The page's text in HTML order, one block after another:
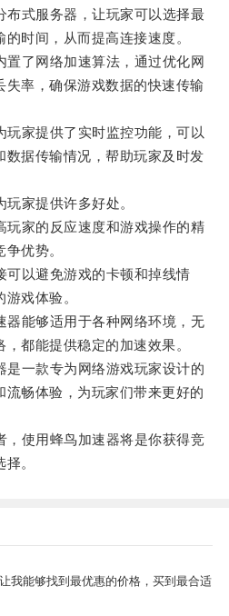
式服务器，让玩家可以选择最
时间，从而提高连接速度。
了网络加速算法，通过优化网
失率，确保游戏数据的快速传输
家提供了实时监控功能，可以
数据传输情况，帮助玩家及时发
家提供许多好处。
家的反应速度和游戏操作的精
优势。
以避免游戏的卡顿和掉线情
戏体验。
能够适用于各种网络环境，无
都能提供稳定的加速效果。
一款专为网络游戏玩家设计的
流畅体验，为玩家们带来更好的
使用蜂鸟加速器将是你获得竞
。
我能够找到最优惠的价格，买到最合适